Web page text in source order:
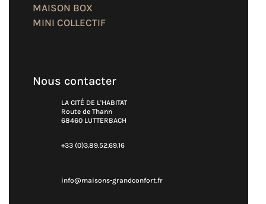
MAISON BOX
MINI COLLECTIF
Nous contacter
LA CITÉ DE L'HABITAT
Route de Thann
68460 LUTTERBACH
+33 (0)3.89.52.69.16
info@maisons-grandconfort.fr